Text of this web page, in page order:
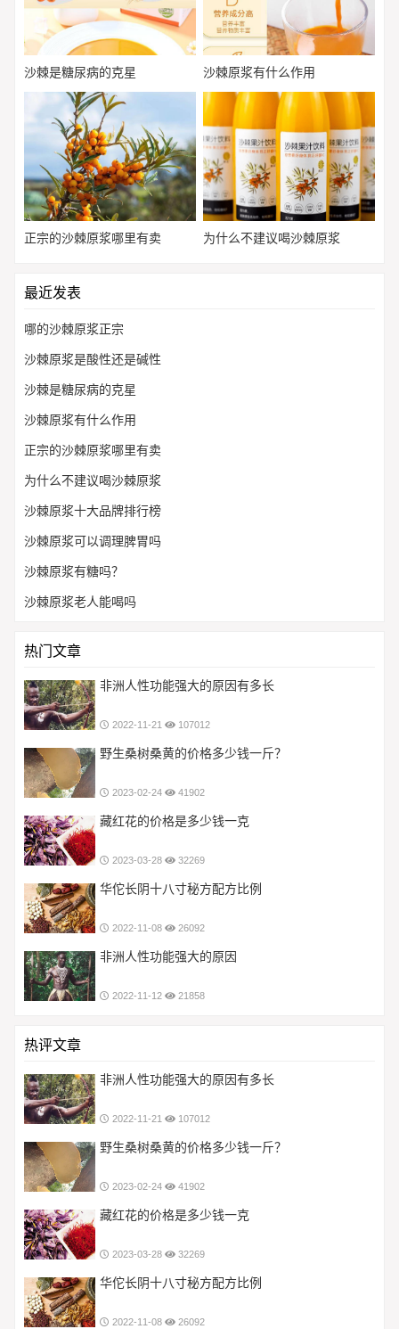
沙棘是糖尿病的克星 沙棘原浆有什么作用
正宗的沙棘原浆哪里有卖 为什么不建议喝沙棘原浆
最近发表
哪的沙棘原浆正宗
沙棘原浆是酸性还是碱性
沙棘是糖尿病的克星
沙棘原浆有什么作用
正宗的沙棘原浆哪里有卖
为什么不建议喝沙棘原浆
沙棘原浆十大品牌排行榜
沙棘原浆可以调理脾胃吗
沙棘原浆有糖吗？
沙棘原浆老人能喝吗
热门文章
非洲人性功能强大的原因有多长
2022-11-21 107012
野生桑树桑黄的价格多少钱一斤？
2023-02-24 41902
藏红花的价格是多少钱一克
2023-03-28 32269
华佗长阴十八寸秘方配方比例
2022-11-08 26092
非洲人性功能强大的原因
2022-11-12 21858
热评文章
非洲人性功能强大的原因有多长
2022-11-21 107012
野生桑树桑黄的价格多少钱一斤？
2023-02-24 41902
藏红花的价格是多少钱一克
2023-03-28 32269
华佗长阴十八寸秘方配方比例
2022-11-08 26092